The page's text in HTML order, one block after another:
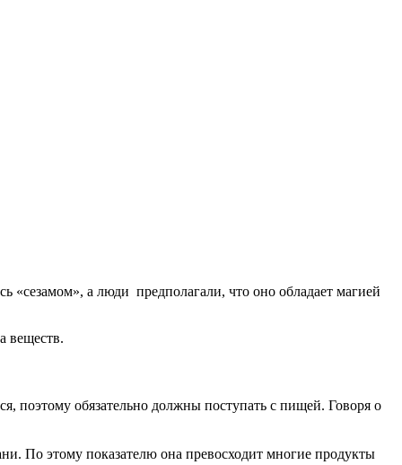
«сезамом», а люди предполагали, что оно обладает магией
веществ.
обязательно должны поступать с пищей. Говоря о
По этому показателю она превосходит многие продукты